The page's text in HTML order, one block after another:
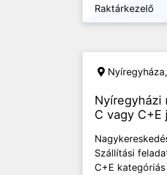
Raktárkezelő
Nyíregyháza,
Nyíregyházi
C vagy C+E
Szállítási
C+E